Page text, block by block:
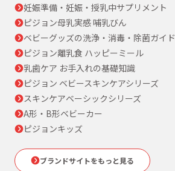
妊娠準備・妊娠・授乳中サプリメント
ピジョン母乳実感 哺乳びん
ベビーグッズの洗浄・消毒・除菌ガイド
ピジョン離乳食 ハッピーミール
乳歯ケア お手入れの基礎知識
ピジョン ベビースキンケアシリーズ
スキンケアベーシックシリーズ
A形・B形ベビーカー
ピジョンキッズ
ブランドサイトをもっと見る